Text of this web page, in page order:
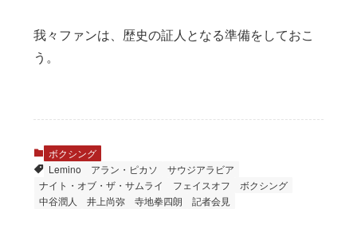
我々ファンは、歴史の証人となる準備をしておこ
う。
ボクシング
Lemino
アラン・ピカソ
サウジアラビア
ナイト・オブ・ザ・サムライ
フェイスオフ
ボクシング
中谷潤人
井上尚弥 寺地拳四朗 記者会見